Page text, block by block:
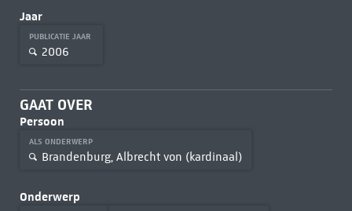
Jaar
PUBLICATIE JAAR
2006
GAAT OVER
Persoon
ALS ONDERWERP
Brandenburg, Albrecht von (kardinaal)
Onderwerp